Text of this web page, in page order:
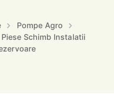
Pompe Agro
Piese Schimb Instalatii